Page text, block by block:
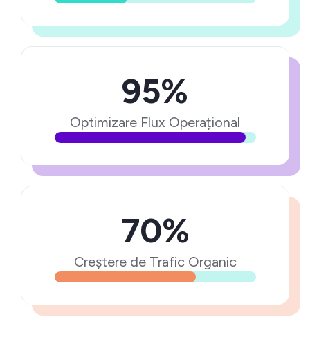
95%
Optimizare Flux Operațional
70%
Creștere de Trafic Organic